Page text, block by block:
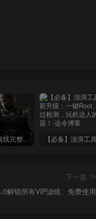
黑神话悟空离线完整版+修改器
下一篇
解锁所有VIP滤镜、免费使用